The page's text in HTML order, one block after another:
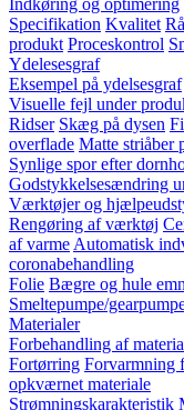
Indkøring og optimering
Specifikation Kvalitet
produkt Proceskontrol
Ydelesesgraf
Eksempel på ydelsesgraf
Visuelle fejl under
Ridser Skæg på dysen
overflade Matte striåber
Synlige spor efter
Godstykkelsesændring
Værktøjer og
Rengøring af værktøj
af varme Automatisk
coronabehandling
Folie Bægre og hule
Smeltepumpe/
Materialer
Forbehandling af
Fortørring Forvarmning
opkværnet materiale
Strømningskarakteristik